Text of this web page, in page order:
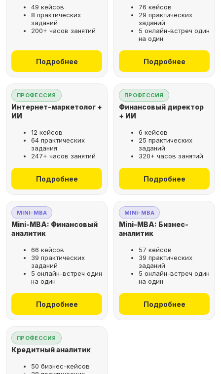
49 кейсов
8 практических
заданий
200+ часов занятий
Подробнее
76 кейсов
29 практических
заданий
5 онлайн-встреч один
на один
Подробнее
ПРОФЕССИЯ
Интернет-маркетолог +
ИИ
12 кейсов
64 практических
задания
247+ часов занятий
Подробнее
ПРОФЕССИЯ
Финансовый директор
+ ИИ
6 кейсов
25 практических
заданий
320+ часов занятий
Подробнее
MINI-MBA
Mini-MBA: Финансовый
аналитик
66 кейсов
39 практических
заданий
5 онлайн-встреч один
на один
Подробнее
MINI-MBA
Mini-MBA: Бизнес-
аналитик
57 кейсов
39 практических
заданий
5 онлайн-встреч один
на один
Подробнее
ПРОФЕССИЯ
Кредитный аналитик
50 бизнес-кейсов
Рассрочка за 2 минуты,
не выходя из дома
Выбрать курс
оптимальную программу для
Оставьте заявку
на бесплатную
консультацию